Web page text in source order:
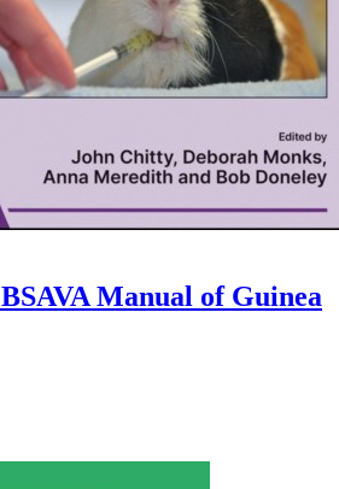
BSAVA Manual of Guinea